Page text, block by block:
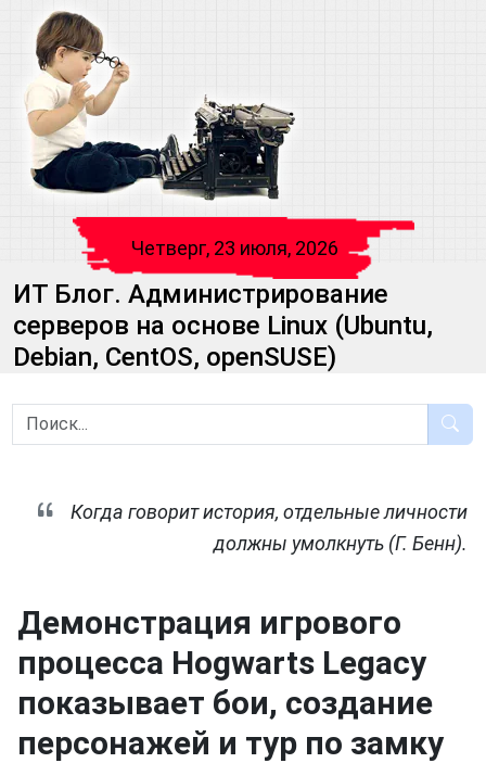
Четверг, 23 июля, 2026
ИТ Блог. Администрирование
серверов на основе Linux (Ubuntu,
Debian, CentOS, openSUSE)
Когда говорит история, отдельные личности
должны умолкнуть (Г. Бенн).
Демонстрация игрового
процесса Hogwarts Legacy
показывает бои, создание
персонажей и тур по замку